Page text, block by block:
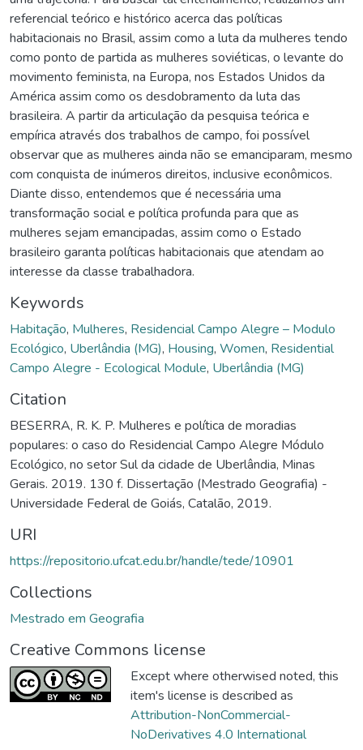
referencial teórico e histórico acerca das políticas
habitacionais no Brasil, assim como a luta da mulheres tendo
como ponto de partida as mulheres soviéticas, o levante do
movimento feminista, na Europa, nos Estados Unidos da
América assim como os desdobramento da luta das
brasileira. A partir da articulação da pesquisa teórica e
empírica através dos trabalhos de campo, foi possível
observar que as mulheres ainda não se emanciparam, mesmo
com conquista de inúmeros direitos, inclusive econômicos.
Diante disso, entendemos que é necessária uma
transformação social e política profunda para que as
mulheres sejam emancipadas, assim como o Estado
brasileiro garanta políticas habitacionais que atendam ao
interesse da classe trabalhadora.
Keywords
Habitação, Mulheres, Residencial Campo Alegre – Modulo
Ecológico, Uberlândia (MG), Housing, Women, Residential
Campo Alegre - Ecological Module, Uberlândia (MG)
Citation
BESERRA, R. K. P. Mulheres e política de moradias
populares: o caso do Residencial Campo Alegre Módulo
Ecológico, no setor Sul da cidade de Uberlândia, Minas
Gerais. 2019. 130 f. Dissertação (Mestrado Geografia) -
Universidade Federal de Goiás, Catalão, 2019.
URI
https://repositorio.ufcat.edu.br/handle/tede/10901
Collections
Mestrado em Geografia
Creative Commons license
Except where otherwised noted, this
item's license is described as
Attribution-NonCommercial-
NoDerivatives 4.0 International